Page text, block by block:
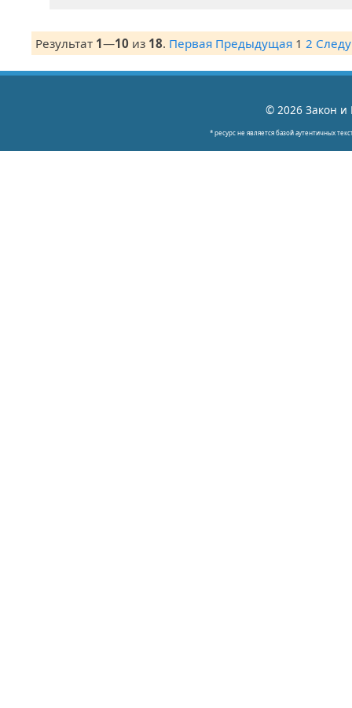
Результат 1—10 из 18. Первая Предыдущая 1 2
© 2026 Закон и
* ресурс не является базой аутентичных